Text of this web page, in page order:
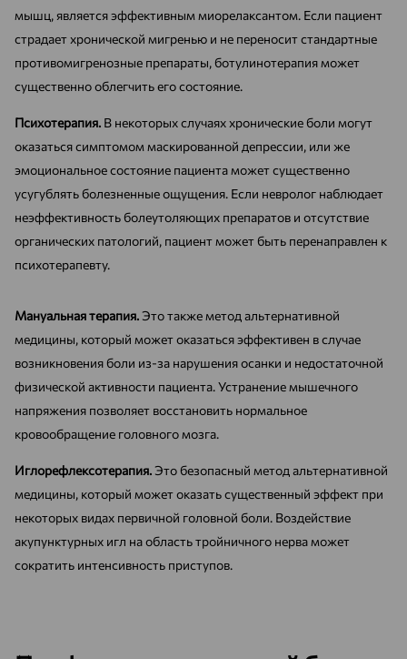
мышц, является эффективным миорелаксантом. Если пациент
страдает хронической мигренью и не переносит стандартные
противомигренозные препараты, ботулинотерапия может
существенно облегчить его состояние.
Психотерапия. В некоторых случаях хронические боли могут
оказаться симптомом маскированной депрессии, или же
эмоциональное состояние пациента может существенно
усугублять болезненные ощущения. Если невролог наблюдает
неэффективность болеутоляющих препаратов и отсутствие
органических патологий, пациент может быть перенаправлен к
психотерапевту.
Мануальная терапия.Это также метод альтернативной
медицины, который может оказаться эффективен в случае
возникновения боли из-за нарушения осанки и недостаточной
физической активности пациента. Устранение мышечного
напряжения позволяет восстановить нормальное
кровообращение головного мозга.
Иглорефлексотерапия.Это безопасный метод альтернативной
медицины, который может оказать существенный эффект при
некоторых видах первичной головной боли. Воздействие
акупунктурных игл на область тройничного нерва может
сократить интенсивность приступов.